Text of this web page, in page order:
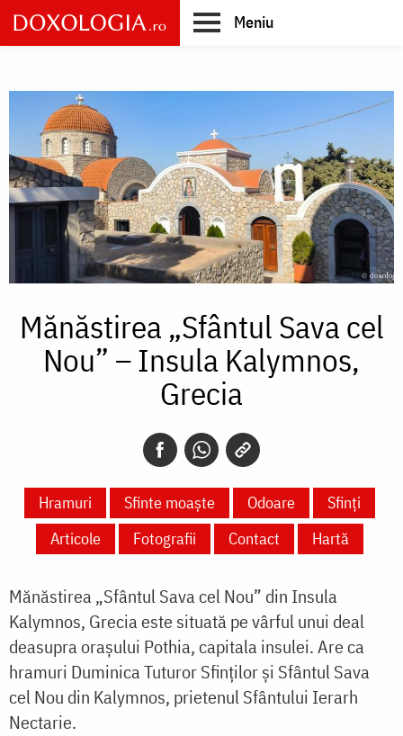
Skip
to
main
Meniu
Mănăstirea „Sfântul Sava cel
Nou” – Insula Kalymnos,
Grecia
Hramuri Sfinte moaște Odoare
Sfinți
Articole
Fotografii Contact Hartă
Mănăstirea „Sfântul Sava cel Nou” din Insula
Kalymnos, Grecia este situată pe vârful unui deal
deasupra orașului Pothia, capitala insulei. Are ca
hramuri Duminica Tuturor Sfinților și Sfântul Sava
cel Nou din Kalymnos, prietenul Sfântului Ierarh
Nectarie.